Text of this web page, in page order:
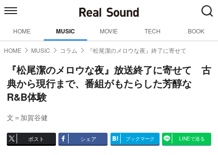
HOME MUSIC MOVIE TECH BOOK
HOME MUSIC コラム 『松尾潔のメロウな夜』終了に寄せて
『松尾潔のメロウな夜』放送終了に寄せて 古
典から現行まで、番組がもたらした芳醇な
R&B体験
文＝加賀谷健
ポスト シェア ブックマーク LINEで送る